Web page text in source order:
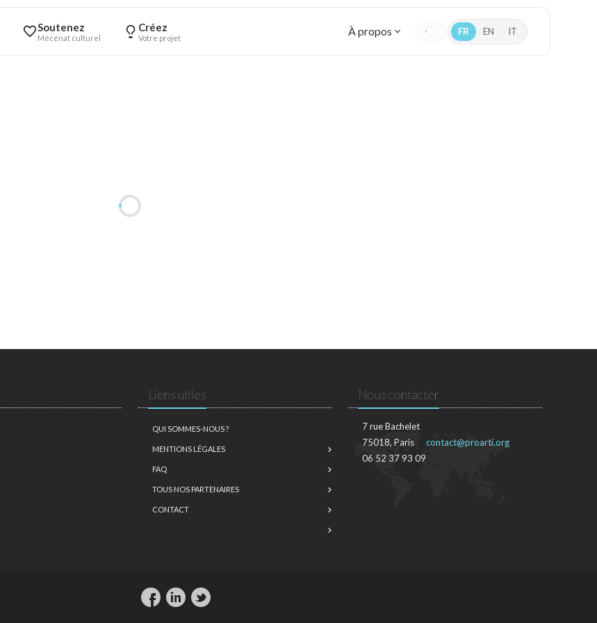
Soutenez
Mécénat culturel
Créez
Votre projet À propos FR EN IT
Liens utiles
QUI SOMMES-NOUS ?
MENTIONS LÉGALES
FAQ
TOUS NOS PARTENAIRES
CONTACT
Nous contacter
7 rue Bachelet
75018, Paris
06 52 37 93 09
contact@proarti.org